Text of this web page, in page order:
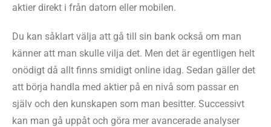
aktier direkt i från datorn eller mobilen.
Du kan såklart välja att gå till sin bank också om man
känner att man skulle vilja det. Men det är egentligen helt
onödigt då allt finns smidigt online idag. Sedan gäller det
att börja handla med aktier på en nivå som passar en
själv och den kunskapen som man besitter. Successivt
kan man gå uppåt och göra mer avancerade analyser